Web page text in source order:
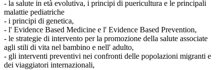
- la salute in età evolutiva, i principi di puericultura e le principali
malattie pediatriche
- i principi di genetica,
- l' Evidence Based Medicine e l' Evidence Based Prevention,
- le strategie di intervento per la promozione della salute associate
agli stili di vita nel bambino e nell' adulto,
- gli interventi preventivi nei confronti delle popolazioni migranti e
dei viaggiatori internazionali,